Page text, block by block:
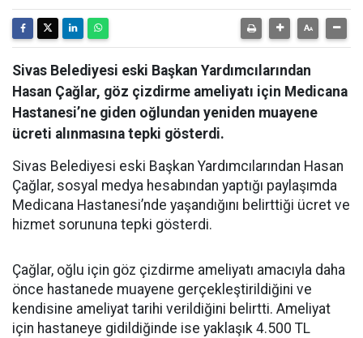
Sivas Belediyesi eski Başkan Yardımcılarından
Hasan Çağlar, göz çizdirme ameliyatı için Medicana
Hastanesi’ne giden oğlundan yeniden muayene
ücreti alınmasına tepki gösterdi.
Sivas Belediyesi eski Başkan Yardımcılarından Hasan
Çağlar, sosyal medya hesabından yaptığı paylaşımda
Medicana Hastanesi’nde yaşandığını belirttiği ücret ve
hizmet sorununa tepki gösterdi.
Çağlar, oğlu için göz çizdirme ameliyatı amacıyla daha
önce hastanede muayene gerçekleştirildiğini ve
kendisine ameliyat tarihi verildiğini belirtti. Ameliyat
için hastaneye gidildiğinde ise yaklaşık 4.500 TL